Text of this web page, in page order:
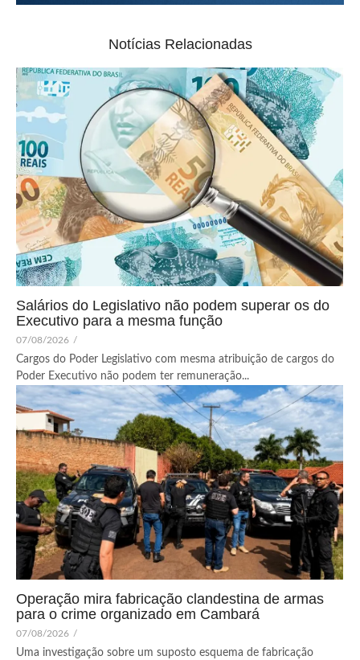
Notícias Relacionadas
Salários do Legislativo não podem superar os do
Executivo para a mesma função
07/08/2026 /
Cargos do Poder Legislativo com mesma atribuição de cargos do
Poder Executivo não podem ter remuneração...
Operação mira fabricação clandestina de armas
para o crime organizado em Cambará
07/08/2026 /
Uma investigação sobre um suposto esquema de fabricação